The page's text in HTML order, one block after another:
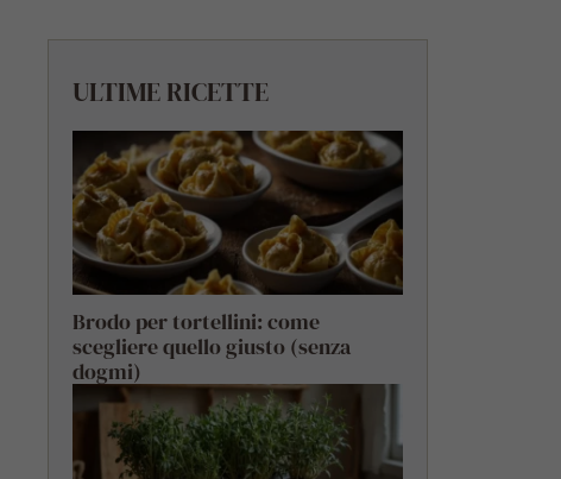
ULTIME RICETTE
Brodo per tortellini: come
scegliere quello giusto (senza
dogmi)